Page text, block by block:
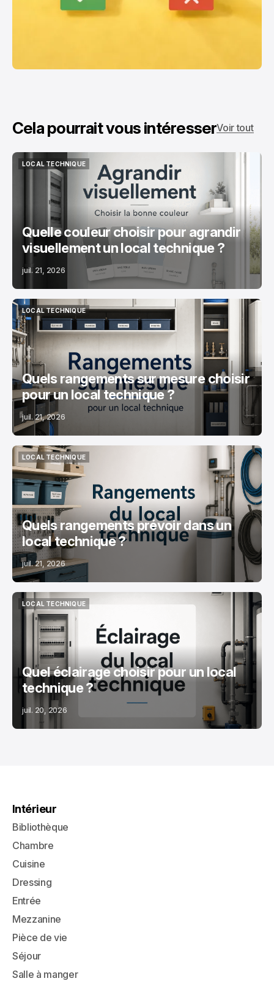
Cela pourrait vous intéresserVoir tout
LOCAL TECHNIQUE
LOCAL TECHNIQUE
Quelle couleur choisir pour agrandir
visuellement un local technique ?
juil. 21, 2026
LOCAL TECHNIQUE
LOCAL TECHNIQUE
Quels rangements sur mesure choisir
pour un local technique ?
juil. 21, 2026
LOCAL TECHNIQUE
LOCAL TECHNIQUE
Quels rangements prévoir dans un
local technique ?
juil. 21, 2026
LOCAL TECHNIQUE
LOCAL TECHNIQUE
Quel éclairage choisir pour un local
technique ?
juil. 20, 2026
Intérieur
Bibliothèque
Chambre
Cuisine
Dressing
Entrée
Mezzanine
Pièce de vie
Séjour
Salle à manger